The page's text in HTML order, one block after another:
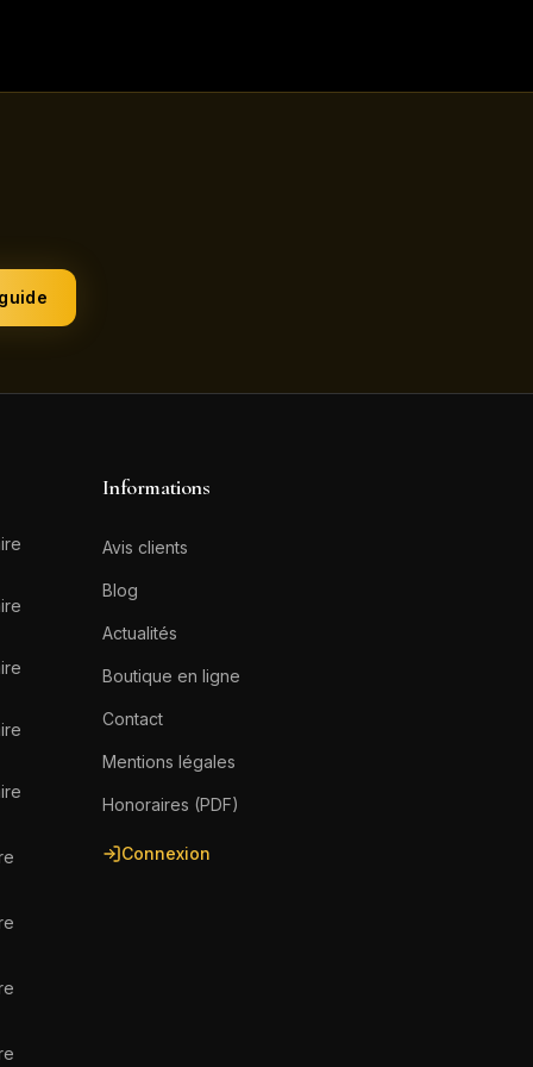
Informations
Avis clients
Blog
Actualités
Boutique en ligne
Contact
Mentions légales
Honoraires (PDF)
Connexion